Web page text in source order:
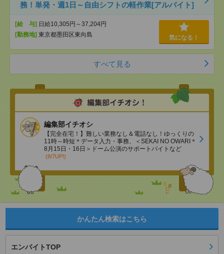
務！単発・週1日～自由シフトの軽作業[アルバイト]
[給 与] 日給10,305円～37,204円
[勤務地] 東京都墨田区東向島 気になる！
すべて見る
編集部イチオシ
【完全在宅！】難しい業務なし＆電話なし！ゆっくりの
11時～時短＊データ入力・事務、＜SEKAI NO OWARI＊
8月15日・16日＞ドーム公演のサポートバイトなど
(8/7UP!)
かんたん検索はこちら
エンバイトTOP